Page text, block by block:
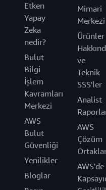
Etken
Yapay
Zeka
nedir?
Bulut
Bilgi
İşlem
Kavramları
Merkezi
AWS
Bulut
Güvenliği
Yenilikler
Bloglar
Mimari
Merkezi
Ürünler
ve
Teknik
SSS'ler
Analist
AWS
Çözüm
AWS'de